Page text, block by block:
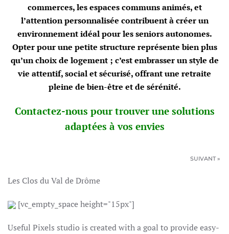
commerces, les espaces communs animés, et
l’attention personnalisée contribuent à créer un
environnement idéal pour les seniors autonomes.
Opter pour une petite structure représente bien plus
qu’un choix de logement ; c’est embrasser un style de
vie attentif, social et sécurisé, offrant une retraite
pleine de bien-être et de sérénité.
Contactez-nous pour trouver une solutions
adaptées à vos envies
SUIVANT »
Les Clos du Val de Drôme
[vc_empty_space height="15px"]
Useful Pixels studio is created with a goal to provide easy-